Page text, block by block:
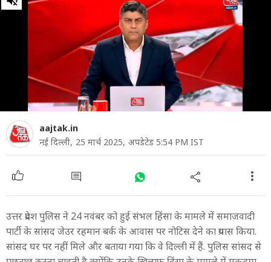
of
aajtak.in
नई दिल्ली, 25 मार्च 2025, अपडेटेड 5:54 PM IST
उत्तर प्रदेश पुलिस ने 24 नवंबर को हुई संभल हिंसा के मामले में समाजवादी
पार्टी के सांसद जेउर रहमान बर्क के आवास पर नोटिस देने का प्रयास किया.
सांसद घर पर नहीं मिले और बताया गया कि वे दिल्ली में हैं. पुलिस सांसद से